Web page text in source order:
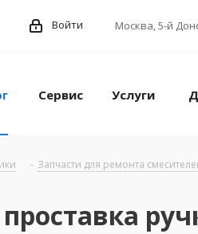
Войти Москва,5-й
Сервис Услуги
- Запчасти для ремонта